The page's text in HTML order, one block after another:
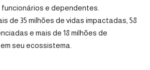
e dependentes.
de 35 milhões de vidas impactadas, 58
e mais de 18 milhões de
seu ecossistema.